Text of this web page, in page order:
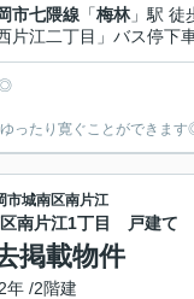
市七隈線 「梅林」駅 徒
西片江二丁目」バス停
◎
ったり寛ぐことができま
市城南区南片江
南片江1丁目 戸建て
掲載物件
年 /2階建